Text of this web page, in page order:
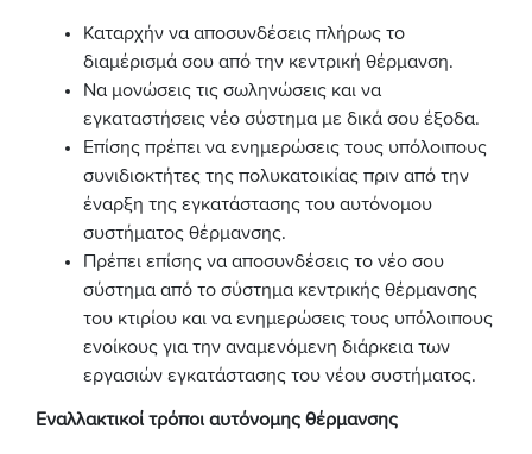
Καταρχήν να αποσυνδέσεις πλήρως το
διαμέρισμά σου από την κεντρική θέρμανση.
Να μονώσεις τις σωληνώσεις και να
εγκαταστήσεις νέο σύστημα με δικά σου έξοδα.
Επίσης πρέπει να ενημερώσεις τους υπόλοιπους
συνιδιοκτήτες της πολυκατοικίας πριν από την
έναρξη της εγκατάστασης του αυτόνομου
συστήματος θέρμανσης.
Πρέπει επίσης να αποσυνδέσεις το νέο σου
σύστημα από το σύστημα κεντρικής θέρμανσης
του κτιρίου και να ενημερώσεις τους υπόλοιπους
ενοίκους για την αναμενόμενη διάρκεια των
εργασιών εγκατάστασης του νέου συστήματος.
Εναλλακτικοί τρόποι αυτόνομης θέρμανσης